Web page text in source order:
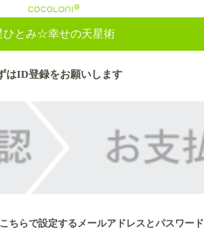
ひとみ☆幸せの天星術
はID登録をお願いします
こちらで設定するメールアドレスとパスワード